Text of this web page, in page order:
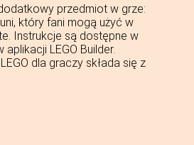
przedmiot w grze:
który fani mogą użyć w
Instrukcje są dostępne w
LEGO Builder.
dla graczy składa się z